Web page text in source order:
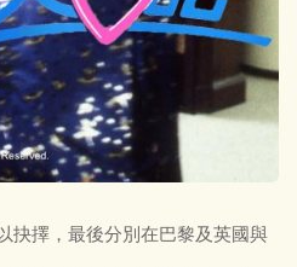
抉擇，最後分別在巴黎及英國與